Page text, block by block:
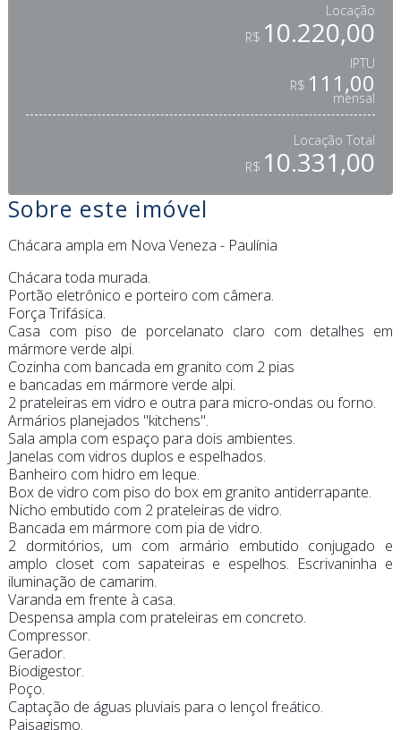
Locação
R$ 10.220,00
IPTU
R$ 111,00
mensal
Locação Total
R$ 10.331,00
Sobre este imóvel
Chácara ampla em Nova Veneza - Paulínia
Chácara toda murada.
Portão eletrônico e porteiro com câmera.
Força Trifásica.
Casa com piso de porcelanato claro com detalhes em
mármore verde alpi.
Cozinha com bancada em granito com 2 pias
e bancadas em mármore verde alpi.
2 prateleiras em vidro e outra para micro-ondas ou forno.
Armários planejados "kitchens".
Sala ampla com espaço para dois ambientes.
Janelas com vidros duplos e espelhados.
Banheiro com hidro em leque.
Box de vidro com piso do box em granito antiderrapante.
Nicho embutido com 2 prateleiras de vidro.
Bancada em mármore com pia de vidro.
2 dormitórios, um com armário embutido conjugado e
amplo closet com sapateiras e espelhos. Escrivaninha e
iluminação de camarim.
Varanda em frente à casa.
Despensa ampla com prateleiras em concreto.
Compressor.
Gerador.
Biodigestor.
Poço.
Captação de águas pluviais para o lençol freático.
Paisagismo.